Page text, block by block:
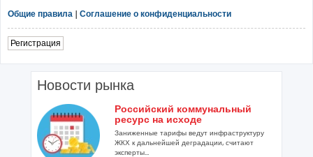
Общие правила | Соглашение о конфиденциальности
Регистрация
Новости рынка
Российский коммунальный
ресурс на исходе
Заниженные тарифы ведут инфраструктуру
ЖКХ к дальнейшей деградации, считают
эксперты...